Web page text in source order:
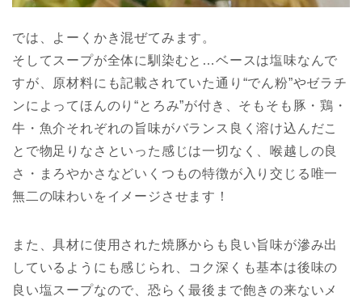
では、よーくかき混ぜてみます。
そしてスープが全体に馴染むと…ベースは塩味なんで
すが、原材料にも記載されていた通り“でん粉”やゼラチ
ンによってほんのり“とろみ”が付き、そもそも豚・鶏・
牛・魚介それぞれの旨味がバランス良く溶け込んだこ
とで物足りなさといった感じは一切なく、喉越しの良
さ・まろやかさなどいくつもの特徴が入り交じる唯一
無二の味わいをイメージさせます！
また、具材に使用された焼豚からも良い旨味が滲み出
しているようにも感じられ、コク深くも基本は後味の
良い塩スープなので、恐らく最後まで飽きの来ないメ